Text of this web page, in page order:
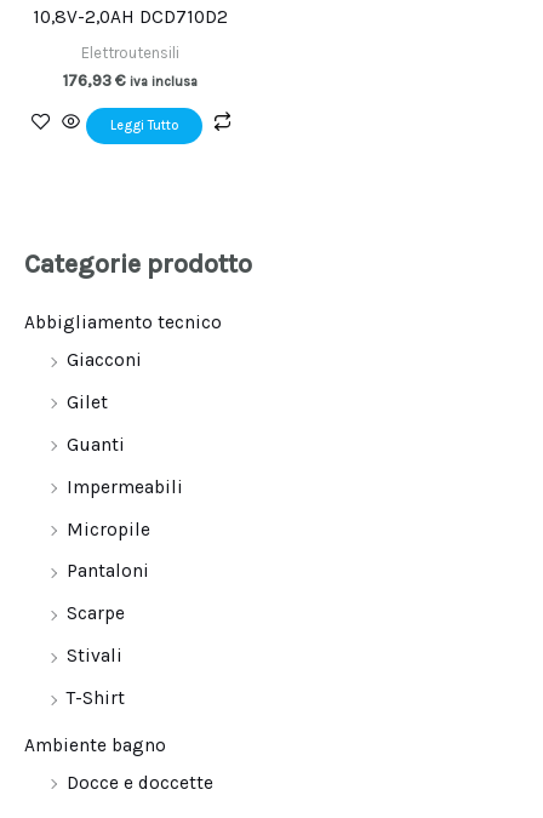
Categorie prodotto
Abbigliamento tecnico
Giacconi
Gilet
Guanti
Impermeabili
Micropile
Pantaloni
Scarpe
Stivali
T-Shirt
Ambiente bagno
Docce e doccette
10,8V-2,0AH DCD710D2
Elettroutensili
176,93€ iva inclusa
Leggi Tutto